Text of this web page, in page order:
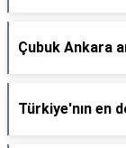
Çubuk Ankara
Türkiye'nın en